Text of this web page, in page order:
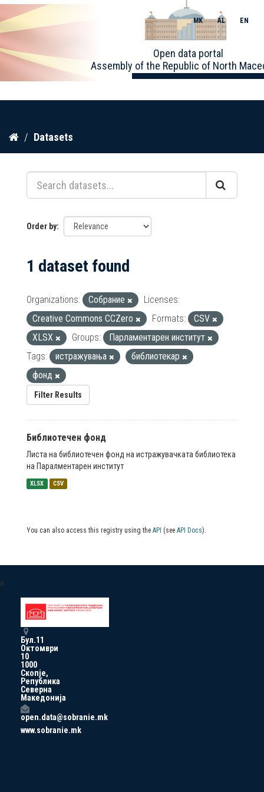
Skip
content
Open data portal
Assembly of the Republic of North
MK AL EN
Datasets
Order by
1 dataset found
Organizations: Собрание
Licenses:
Creative Commons CCZero
Formats:
CSV
XLSX
Groups:
Парламентарен институт
Tags:
истражувања
библиотекар
фонд
Filter Results
Библиотечен фонд
Листа на библиотечен фонд на истражувачката библиотека
на Паралментарен институт
XLSX CSV
You can also access this registry using the API (see API Docs).
a
Бул.11
Октомври
10
1000
Скопје,
Република
Северна
Македонија
open.data@sobranie.mk
www.sobranie.mk